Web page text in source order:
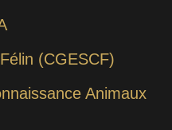
(CGESCF)
Animaux